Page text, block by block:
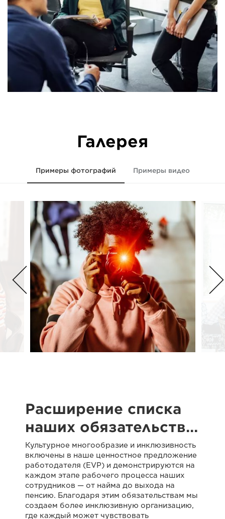
Галерея
Примеры фотографий Примеры видео
Расширение списка
наших обязательств…
Культурное многообразие и инклюзивность
включены в наше ценностное предложение
работодателя (EVP) и демонстрируются на
каждом этапе рабочего процесса наших
сотрудников — от найма до выхода на
пенсию. Благодаря этим обязательствам мы
создаем более инклюзивную организацию,
где каждый может чувствовать